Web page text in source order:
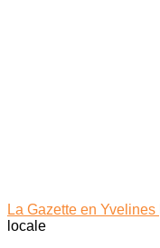
La Gazette en Yvelines
locale